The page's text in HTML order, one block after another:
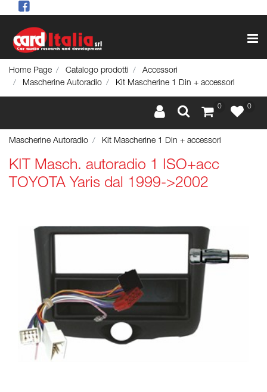
Home Page Catalogo prodotti
Accessori
Mascherine Autoradio
Kit Mascherine 1 Din + accessori
0 0
Mascherine Autoradio Kit Mascherine 1 Din + accessori
KIT Masch. autoradio 1 ISO+acc
TOYOTA Yaris dal 1999->2002